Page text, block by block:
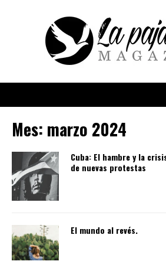
Mes: marzo 2024
Cuba: El hambre y la
de nuevas protestas
El mundo al revés.